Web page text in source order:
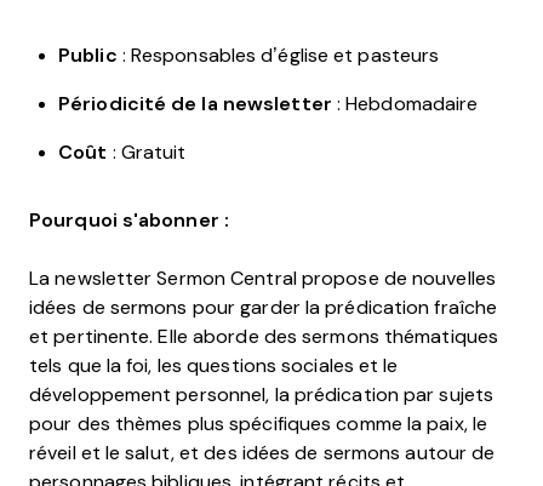
Public : Responsables d’église et pasteurs
Périodicité de la newsletter : Hebdomadaire
Coût : Gratuit
Pourquoi s'abonner :
La newsletter Sermon Central propose de nouvelles
idées de sermons pour garder la prédication fraîche
et pertinente. Elle aborde des sermons thématiques
tels que la foi, les questions sociales et le
développement personnel, la prédication par sujets
pour des thèmes plus spécifiques comme la paix, le
réveil et le salut, et des idées de sermons autour de
personnages bibliques, intégrant récits et